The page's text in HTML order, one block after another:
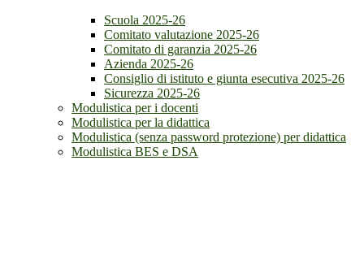
Scuola 2025-26
Comitato valutazione 2025-26
Comitato di garanzia 2025-26
Azienda 2025-26
Consiglio di istituto e giunta esecutiva 2025-26
Sicurezza 2025-26
Modulistica per i docenti
Modulistica per la didattica
Modulistica (senza password protezione) per didattica
Modulistica BES e DSA